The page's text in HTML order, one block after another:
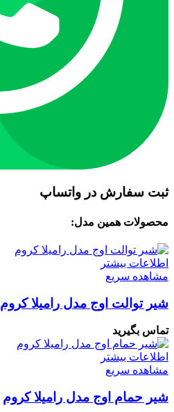
ثبت سفارش در واتساپ
محصولات همین مدل:
اطلاعات بیشتر
مشاهده سریع
شیر توالت اوج مدل رامیلا کروم
تماس بگیرید
اطلاعات بیشتر
مشاهده سریع
شیر حمام اوج مدل رامیلا کروم